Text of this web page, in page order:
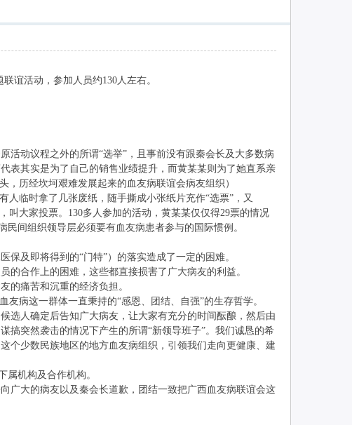
谊活动，参加人员约130人左右。
动议程之外的所谓“选举”，且事前没有跟秦会长及大多数病
表其实是为了自己的销售业绩提升，而黄某某则为了她直系亲
，历经坎坷艰难发展起来的血友病联谊会病友组织）
临时拿了几张废纸，随手撕成小张纸片充作“选票”，又
叫大家投票。130多人参加的活动，黄某某仅仅得29票的情况
间组织领导层必须要有血友病患者参与的国际惯例。
及即将得到的“门特”）的落实造成了一定的困难。
合作上的困难，这些都直接损害了广大病友的利益。
痛苦和沉重的经济负担。
病这一群体一直秉持的“感恩、团结、自强”的生存哲学。
人确定后告知广大病友，让大家有充分的时间酝酿，然后由
搞突然袭击的情况下产生的所谓“新领导班子”。我们诚恳的希
个少数民族地区的地方血友病组织，引领我们走向更健康、建
机构及合作机构。
大的病友以及秦会长道歉，团结一致把广西血友病联谊会这